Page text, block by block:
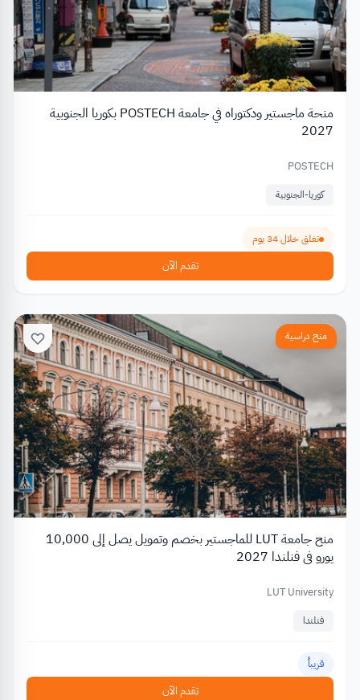
منحة ماجستير ودكتوراه في جامعة POSTECH بكوريا الجنوبية
2027
POSTECH
كوريا-الجنوبية
تغلق خلال 34 يوم
تقدم الآن
منح دراسية
منح جامعة LUT للماجستير بخصم وتمويل يصل إلى 10,000
يورو في فنلندا 2027
LUT University
فنلندا
قريباً
تقدم الآن